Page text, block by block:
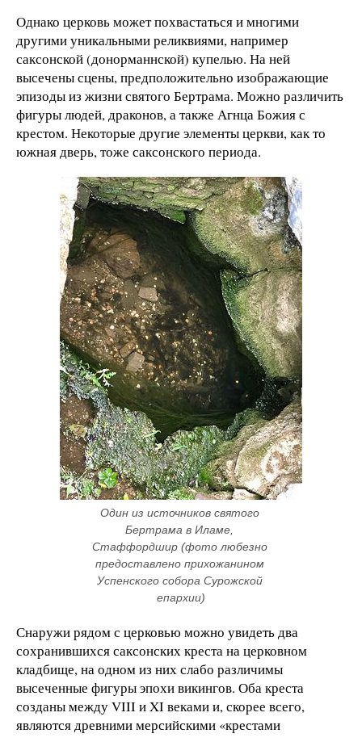
Однако церковь может похвастаться и многими
другими уникальными реликвиями, например
саксонской (донорманнской) купелью. На ней
высечены сцены, предположительно изображающие
эпизоды из жизни святого Бертрама. Можно различить
фигуры людей, драконов, а также Агнца Божия с
крестом. Некоторые другие элементы церкви, как то
южная дверь, тоже саксонского периода.
Один из источников святого
Бертрама в Иламе,
Стаффордшир (фото любезно
предоставлено прихожанином
Успенского собора Сурожской
епархии)
Снаружи рядом с церковью можно увидеть два
сохранившихся саксонских креста на церковном
кладбище, на одном из них слабо различимы
высеченные фигуры эпохи викингов. Оба креста
созданы между VIII и XI веками и, скорее всего,
являются древними мерсийскими «крестами